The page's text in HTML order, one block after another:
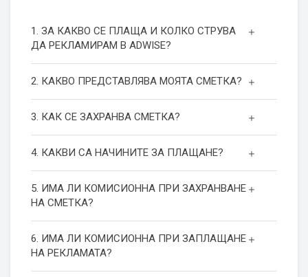
1. ЗА КАКВО СЕ ПЛАЩА И КОЛКО СТРУВА
ДА РЕКЛАМИРАМ В ADWISE?
2. КАКВО ПРЕДСТАВЛЯВА МОЯТА СМЕТКА?
3. КАК СЕ ЗАХРАНВА СМЕТКА?
4. КАКВИ СА НАЧИНИТЕ ЗА ПЛАЩАНЕ?
5. ИМА ЛИ КОМИСИОННА ПРИ ЗАХРАНВАНЕ
НА СМЕТКА?
6. ИМА ЛИ КОМИСИОННА ПРИ ЗАПЛАЩАНЕ
НА РЕКЛАМАТА?